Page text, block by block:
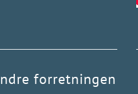
forretningen